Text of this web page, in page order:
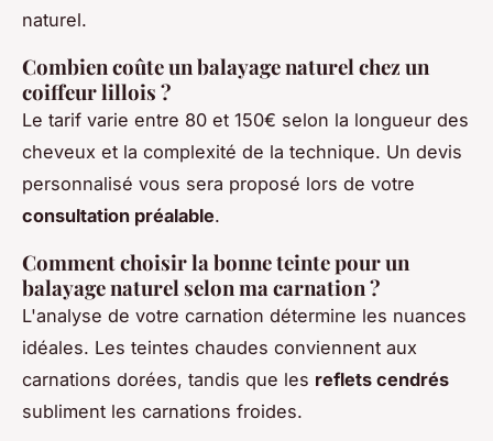
naturel.
Combien coûte un balayage naturel chez un
coiffeur lillois ?
Le tarif varie entre 80 et 150€ selon la longueur des
cheveux et la complexité de la technique. Un devis
personnalisé vous sera proposé lors de votre
consultation préalable.
Comment choisir la bonne teinte pour un
balayage naturel selon ma carnation ?
L'analyse de votre carnation détermine les nuances
idéales. Les teintes chaudes conviennent aux
carnations dorées, tandis que les reflets cendrés
subliment les carnations froides.